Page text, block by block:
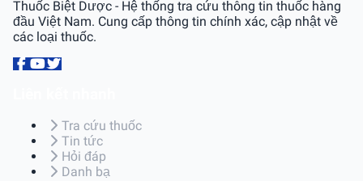
Thuốc Biệt Dược - Hệ thống tra cứu thông tin thuốc hàng
đầu Việt Nam. Cung cấp thông tin chính xác, cập nhật về
các loại thuốc.
Tra cứu thuốc
Tin tức
Hỏi đáp
Danh bạ